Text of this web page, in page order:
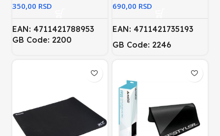
RSD
EAN: 4711421788953
GB Code: 2200
RSD
EAN: 4711421735193
GB Code: 2246